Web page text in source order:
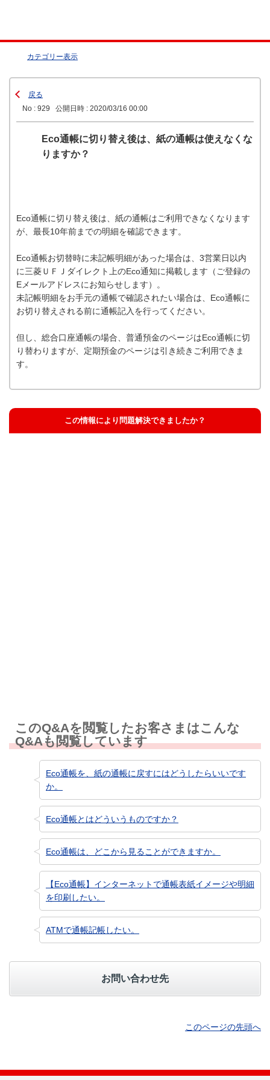
カテゴリー表示
戻る
No : 929
公開日時 : 2020/03/16 00:00
Eco通帳に切り替え後は、紙の通帳は使えなくな
りますか？
Eco通帳に切り替え後は、紙の通帳はご利用できなくなります
が、最長10年前までの明細を確認できます。
Eco通帳お切替時に未記帳明細があった場合は、3営業日以内
に三菱ＵＦＪダイレクト上のEco通知に掲載します（ご登録の
Eメールアドレスにお知らせします）。
未記帳明細をお手元の通帳で確認されたい場合は、Eco通帳に
お切り替えされる前に通帳記入を行ってください。
但し、総合口座通帳の場合、普通預金のページはEco通帳に切
り替わりますが、定期預金のページは引き続きご利用できま
す。
この情報により問題解決できましたか？
このQ&Aを閲覧したお客さまはこんな
Q&Aも閲覧しています
Eco通帳を、紙の通帳に戻すにはどうしたらいいです
か。
Eco通帳とはどういうものですか？
Eco通帳は、どこから見ることができますか。
【Eco通帳】インターネットで通帳表紙イメージや明細
を印刷したい。
ATMで通帳記帳したい。
お問い合わせ先
このページの先頭へ